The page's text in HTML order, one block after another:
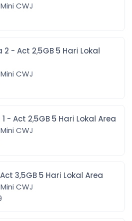
CWJ
CWJ
Zona 1 - Act 2,5GB 5 Hari Lokal Area
CWJ
1 - Act 3,5GB 5 Hari Lokal Area
CWJ